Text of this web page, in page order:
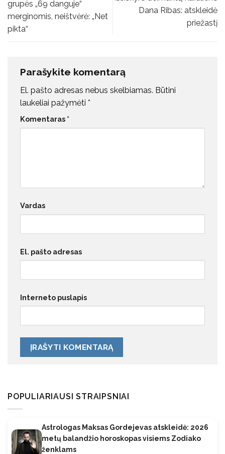
grupės „69 danguje“
merginomis, neištvėrė: „Net
pikta“
Dana Ribas: atskleidė
priežastį
Parašykite komentarą
El. pašto adresas nebus skelbiamas. Būtini
laukeliai pažymėti *
Komentaras *
Vardas
El. pašto adresas
Interneto puslapis
POPULIARIAUSI STRAIPSNIAI
Astrologas Maksas Gordejevas atskleidė: 2026
metų balandžio horoskopas visiems Zodiako
ženklams